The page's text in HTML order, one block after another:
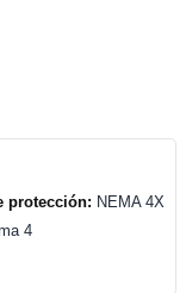
protección: NEMA 4X
4